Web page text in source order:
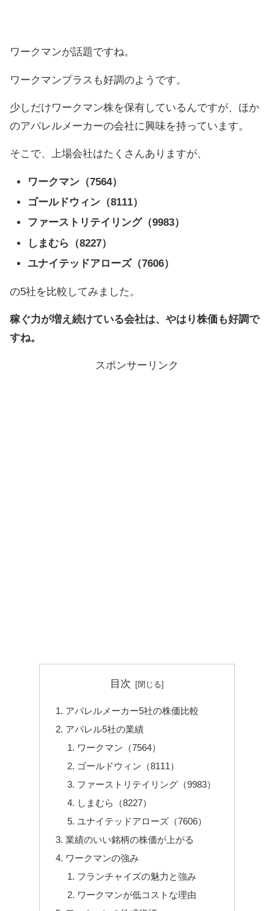
ワークマンが話題ですね。
ワークマンプラスも好調のようです。
少しだけワークマン株を保有しているんですが、ほか
のアパレルメーカーの会社に興味を持っています。
そこで、上場会社はたくさんありますが、
ワークマン（7564）
ゴールドウィン（8111）
ファーストリテイリング（9983）
しまむら（8227）
ユナイテッドアローズ（7606）
の5社を比較してみました。
稼ぐ力が増え続けている会社は、やはり株価も好調で
すね。
スポンサーリンク
目次
アパレルメーカー5社の株価比較
アパレル5社の業績
ワークマン（7564）
ゴールドウィン（8111）
ファーストリテイリング（9983）
しまむら（8227）
ユナイテッドアローズ（7606）
業績のいい銘柄の株価が上がる
ワークマンの強み
フランチャイズの魅力と強み
ワークマンが低コストな理由